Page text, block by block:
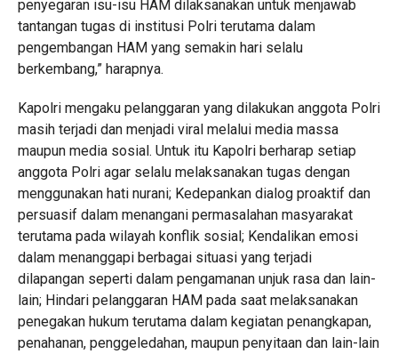
penyegaran isu-isu HAM dilaksanakan untuk menjawab
tantangan tugas di institusi Polri terutama dalam
pengembangan HAM yang semakin hari selalu
berkembang,” harapnya.
Kapolri mengaku pelanggaran yang dilakukan anggota Polri
masih terjadi dan menjadi viral melalui media massa
maupun media sosial. Untuk itu Kapolri berharap setiap
anggota Polri agar selalu melaksanakan tugas dengan
menggunakan hati nurani; Kedepankan dialog proaktif dan
persuasif dalam menangani permasalahan masyarakat
terutama pada wilayah konflik sosial; Kendalikan emosi
dalam menanggapi berbagai situasi yang terjadi
dilapangan seperti dalam pengamanan unjuk rasa dan lain-
lain; Hindari pelanggaran HAM pada saat melaksanakan
penegakan hukum terutama dalam kegiatan penangkapan,
penahanan, penggeledahan, maupun penyitaan dan lain-lain